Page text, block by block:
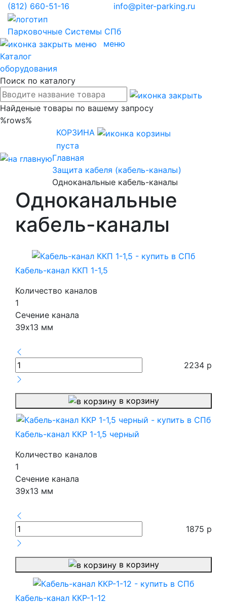
(812) 660-51-16 info@piter-parking.ru
Парковочные Системы СПб
меню
Каталог
оборудования
Поиск по каталогу
Найденые товары по вашему запросу
%rows%
КОРЗИНА
пуста
Главная
Защита кабеля (кабель-каналы)
Одноканальные кабель-каналы
Одноканальные
кабель-каналы
Кабель-канал ККП 1-1,5
Количество каналов
1
Сечение канала
39х13 мм
2234р
в корзину
Кабель-канал ККР 1-1,5 черный
Количество каналов
1
Сечение канала
39х13 мм
1875 р
в корзину
Кабель-канал ККР-1-12